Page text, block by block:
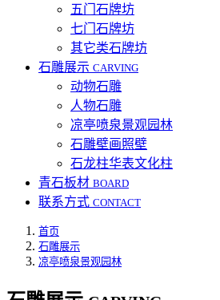
五门石牌坊
七门石牌坊
其它类石牌坊
石雕展示 CARVING
动物石雕
人物石雕
凉亭喷泉景观园林
石雕壁画照壁
石龙柱华表文化柱
青石板材 BOARD
联系方式 CONTACT
首页
石雕展示
凉亭喷泉景观园林